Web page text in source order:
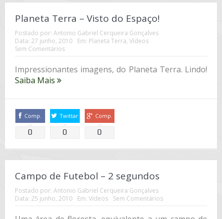
Planeta Terra – Visto do Espaço!
Postado por: Antonio Gabriel Cerqueira Gonçalves
Data: 27 junho, 2010 Em: Planeta Terra, Vídeos
Sem Comentários
Impressionantes imagens, do Planeta Terra. Lindo!
Saiba Mais
Comp.
0
Twittar
0
Comp.
0
Campo de Futebol – 2 segundos
Postado por: Antonio Gabriel Cerqueira Gonçalves
Data: 25 junho, 2010 Em: Vídeos Sem Comentários